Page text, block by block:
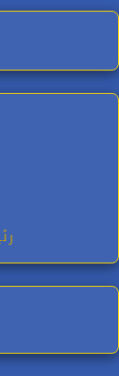
Skip
content